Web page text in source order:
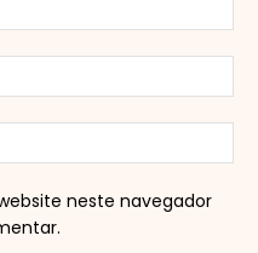
neste navegador